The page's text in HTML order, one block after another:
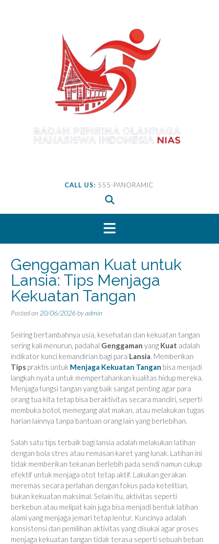
CALL US: 555-PANORAMIC
Genggaman Kuat untuk
Lansia: Tips Menjaga
Kekuatan Tangan
Posted on 20/06/2026 byadmin
Seiring bertambahnya usia, kesehatan dan kekuatan tangan
sering kali menurun, padahal Genggaman yang Kuat adalah
indikator kunci kemandirian bagi para Lansia . Memberikan
Tips praktis untuk Menjaga Kekuatan Tangan bisa menjadi
langkah nyata untuk mempertahankan kualitas hidup mereka.
Menjaga fungsi tangan yang baik sangat penting agar para
orang tua kita tetap bisa beraktivitas secara mandiri, seperti
membuka botol, memegang alat makan, atau melakukan tugas
harian lainnya tanpa bantuan orang lain yang berlebihan.
Salah satu tips terbaik bagi lansia adalah melakukan latihan
dengan bola stres atau remasan karet yang lunak. Latihan ini
tidak memberikan tekanan berlebih pada sendi namun cukup
efektif untuk menjaga otot tetap aktif. Lakukan gerakan
meremas secara perlahan dengan fokus pada ketelitian,
bukan kekuatan maksimal. Selain itu, aktivitas seperti
berkebun atau melipat kain juga bisa menjadi bentuk latihan
alami yang menjaga jemari tetap lentur. Kuncinya adalah
konsistensi dan pemilihan aktivitas yang disukai agar proses
menjaga kekuatan tangan tidak terasa seperti sebuah beban